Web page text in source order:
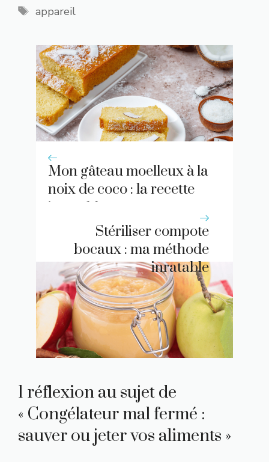
Étiquettes
appareil
Mon gâteau moelleux à la
noix de coco : la recette
inratable
Stériliser compote
bocaux : ma méthode
inratable
1 réflexion au sujet de
« Congélateur mal fermé :
sauver ou jeter vos aliments »